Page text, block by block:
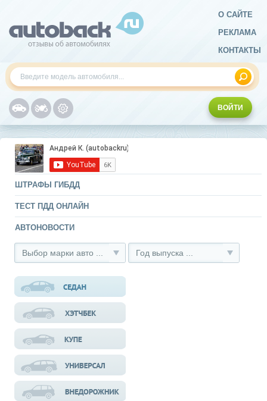
О САЙТЕ
РЕКЛАМА
КОНТАКТЫ
ВОЙТИ
ШТРАФЫ ГИБДД
ТЕСТ ПДД ОНЛАЙН
АВТОНОВОСТИ
Выбор марки авто ... Год выпуска ...